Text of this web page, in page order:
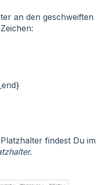
an den geschweiften
findest Du im